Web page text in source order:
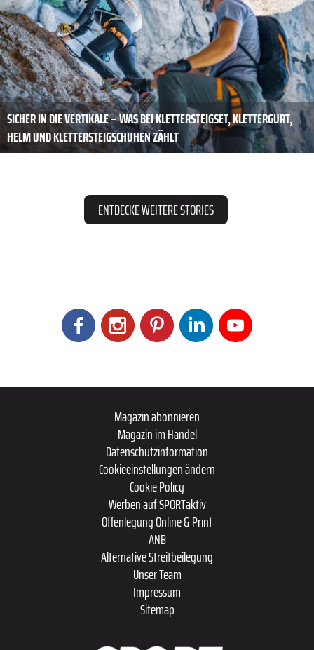
SICHER IN DIE VERTIKALE – WAS BEI KLETTERSTEIGSET, KLETTERGURT,
HELM UND KLETTERSTEIGSCHUHEN ZÄHLT
ENTDECKE WEITERE STORIES
Magazin abonnieren
Magazin im Handel
Datenschutzinformation
Cookieeinstellungen ändern
Cookie Policy
Werben auf SPORTaktiv
Offenlegung Online & Print
ANB
Alternative Streitbeilegung
Unser Team
Impressum
Sitemap